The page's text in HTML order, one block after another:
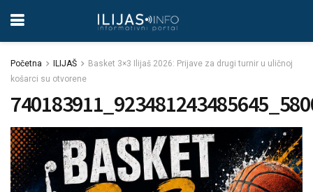
Početna ILIJAŠ
Basket 3×3 Ilijaš 2026: Prijave za drugi turnir u uličnoj
košarci su otvorene